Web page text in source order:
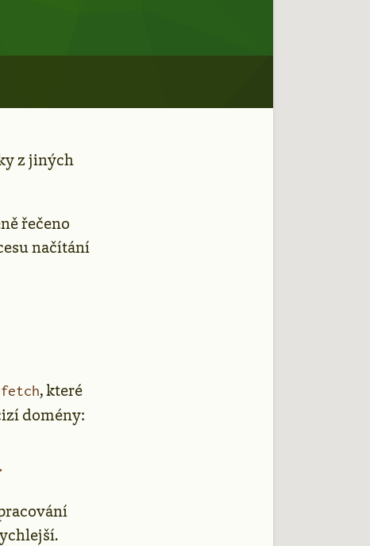
z jiných
řečeno
načítání
, které
domény: